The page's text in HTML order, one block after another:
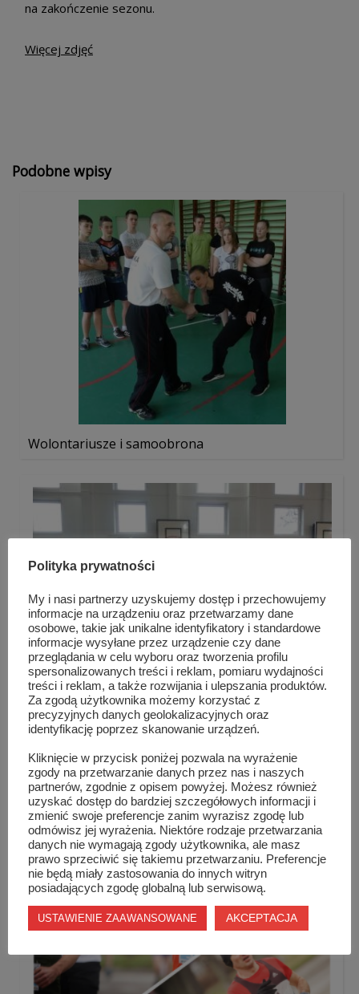
na zakończenie sezonu.
Więcej zdjęć
Podobne wpisy
Wolontariusze i samoobrona
XI Międzyświetlicowy Turniej Tenisa Stołowego o
Polityka prywatności
My i nasi partnerzy uzyskujemy dostęp i przechowujemy
informacje na urządzeniu oraz przetwarzamy dane
osobowe, takie jak unikalne identyfikatory i standardowe
informacje wysyłane przez urządzenie czy dane
przeglądania w celu wyboru oraz tworzenia profilu
spersonalizowanych treści i reklam, pomiaru wydajności
treści i reklam, a także rozwijania i ulepszania produktów.
Za zgodą użytkownika możemy korzystać z
precyzyjnych danych geolokalizacyjnych oraz
identyfikację poprzez skanowanie urządzeń.
Kliknięcie w przycisk poniżej pozwala na wyrażenie
zgody na przetwarzanie danych przez nas i naszych
partnerów, zgodnie z opisem powyżej. Możesz również
uzyskać dostęp do bardziej szczegółowych informacji i
zmienić swoje preferencje zanim wyrazisz zgodę lub
odmówisz jej wyrażenia. Niektóre rodzaje przetwarzania
danych nie wymagają zgody użytkownika, ale masz
prawo sprzeciwić się takiemu przetwarzaniu. Preferencje
nie będą miały zastosowania do innych witryn
posiadających zgodę globalną lub serwisową.
USTAWIENIE ZAAWANSOWANE AKCEPTACJA